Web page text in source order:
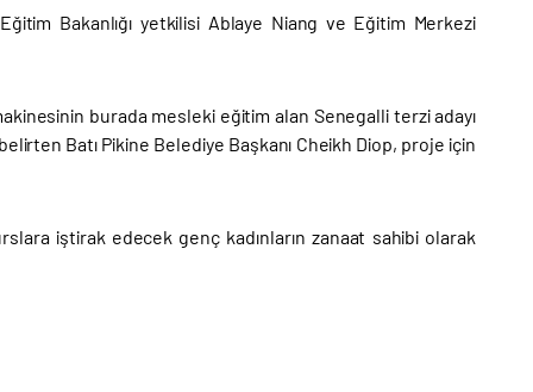
Bakanlığı yetkilisi Ablaye Niang ve Eğitim Merkezi
burada mesleki eğitim alan Senegalli terzi adayı
Batı Pikine Belediye Başkanı Cheikh Diop, proje için
iştirak edecek genç kadınların zanaat sahibi olarak